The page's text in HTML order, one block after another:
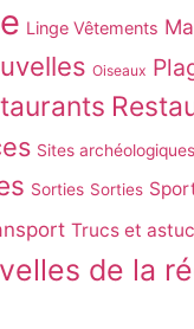
Linge Vêtements
Oiseaux
Sites archéologiques
Sorties Sorties
Trucs et
de la